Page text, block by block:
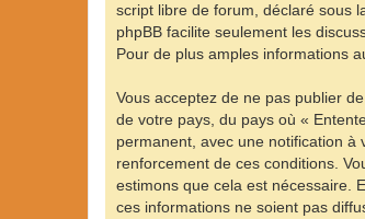
script libre de forum, déclaré sous
phpBB facilite seulement les
Pour de plus amples informations
Vous acceptez de ne pas publier
de votre pays, du pays où «
permanent, avec une notification à
renforcement de ces conditions.
estimons que cela est nécessaire.
ces informations ne soient pas